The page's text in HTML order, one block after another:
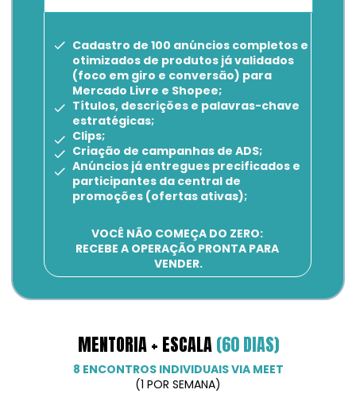
MENTORIA + ESCALA (60 DIAS)
8 ENCONTROS INDIVIDUAIS VIA MEET
(1 POR SEMANA)
Cadastro de 100 anúncios completos e
otimizados de produtos já validados
(foco em giro e conversão) para
Mercado Livre e Shopee;
Títulos, descrições e palavras-chave
estratégicas;
Clips;
Criação de campanhas de ADS;
Anúncios já entregues precificados e
participantes da central de
promoções (ofertas ativas);
VOCÊ NÃO COMEÇA DO ZERO:
RECEBE A OPERAÇÃO PRONTA PARA
VENDER.